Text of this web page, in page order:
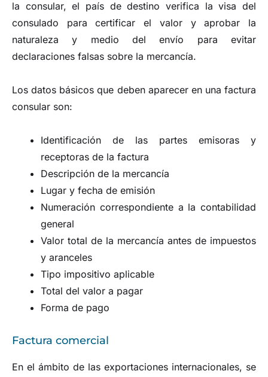
la consular, el país de destino verifica la visa del
consulado para certificar el valor y aprobar la
naturaleza y medio del envío para evitar
declaraciones falsas sobre la mercancía.
Los datos básicos que deben aparecer en una factura
consular son:
Identificación de las partes emisoras y
receptoras de la factura
Descripción de la mercancía
Lugar y fecha de emisión
Numeración correspondiente a la contabilidad
general
Valor total de la mercancía antes de impuestos
y aranceles
Tipo impositivo aplicable
Total del valor a pagar
Forma de pago
Factura comercial
En el ámbito de las exportaciones internacionales, se